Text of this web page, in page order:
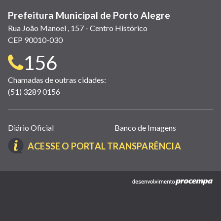
Prefeitura Municipal de Porto Alegre
Rua João Manoel , 157 - Centro Histórico
CEP 90010-030
Telefone
para
contato:
156
Chamadas de outras cidades:
(51) 3289 0156
Links
úteis
(abrem
Diário Oficial Banco de Imagens
ACESSE O PORTAL TRANSPARÊNCIA(LINK
EM
NOVA